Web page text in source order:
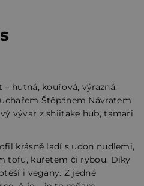
hutná, kouřová, výrazná.
Štěpánem Návratem
vývar z shiitake hub, tamari
krásně ladí s udon nudlemi,
tofu, kuřetem či rybou. Díky
i vegany. Z jedné